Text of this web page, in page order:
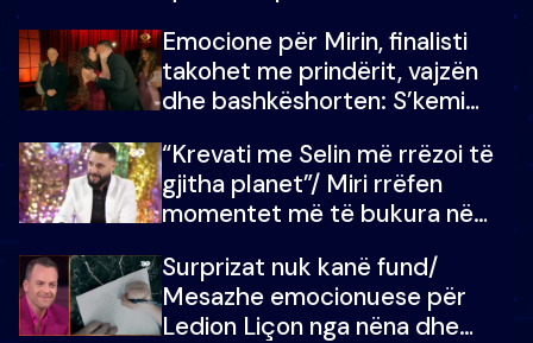
çmimin e madh
Emocione për Mirin, finalisti
takohet me prindërit, vajzën
dhe bashkëshorten: S’kemi
“Krevati me Selin më rrëzoi të
gjitha planet”/ Miri rrëfen
momentet më të bukura në
mungojë zilja e mëngjesit kur…
Surprizat nuk kanë fund/
Mesazhe emocionuese për
Ledion Liçon nga nëna dhe